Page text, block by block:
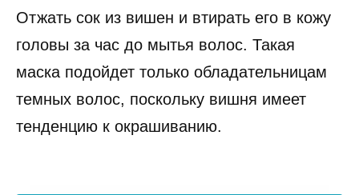
Отжать сок из вишен и втирать его в кожу
головы за час до мытья волос. Такая
маска подойдет только обладательницам
темных волос, поскольку вишня имеет
тенденцию к окрашиванию.